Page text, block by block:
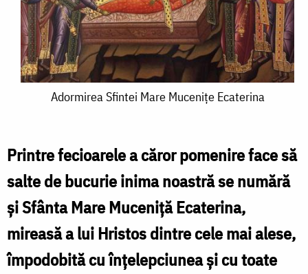
Adormirea
Mare
Mucenițe
Ecaterina
Adormirea Sfintei Mare Mucenițe Ecaterina
Printre fecioarele a căror pomenire face să
salte de bucurie inima noastră se numără
și Sfânta Mare Muceniță Ecaterina,
mireasă a lui Hristos dintre cele mai alese,
împo­dobită cu înțelepciunea și cu toate